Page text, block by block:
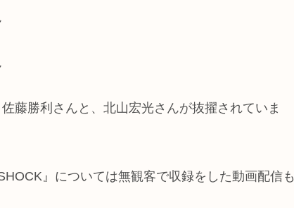
藤勝利さんと、北山宏光さんが抜擢されていま
』については無観客で収録をした動画配信も